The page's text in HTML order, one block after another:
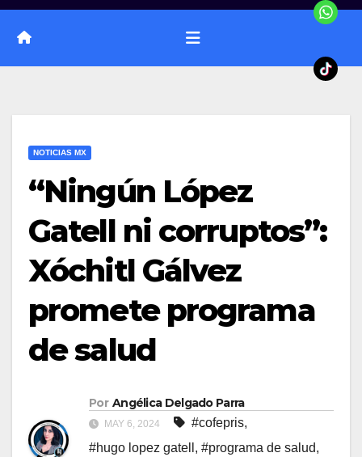
NOTICIAS MX
“Ningún López
Gatell ni corruptos”:
Xóchitl Gálvez
promete programa
de salud
Por Angélica Delgado Parra
MAY 6, 2024 #cofepris,
#hugo lopez gatell , #programa de salud,